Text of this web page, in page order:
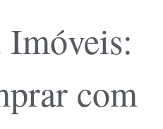
com